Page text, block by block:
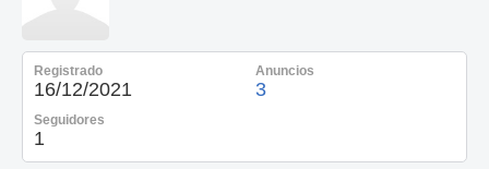
Registrado
16/12/2021
Anuncios
3
Seguidores
1